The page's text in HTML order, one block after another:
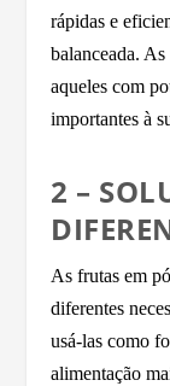
rápidas e
balanceada.
aqueles com
importantes à
2 –
As frutas em
diferentes
usá-las como
alimentação